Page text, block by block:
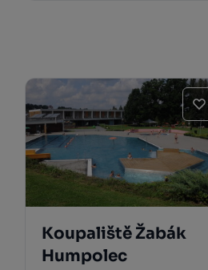
Koupaliště Žabák
Humpolec